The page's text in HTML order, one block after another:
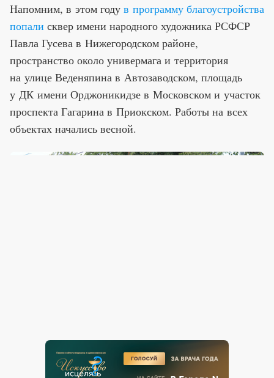
Напомним, в этом году в программу благоустройства
попали сквер имени народного художника РСФСР
Павла Гусева в Нижегородском районе,
пространство около универмага и территория
на улице Веденяпина в Автозаводском, площадь
у ДК имени Орджоникидзе в Московском и участок
проспекта Гагарина в Приокском. Работы на всех
объектах начались весной.